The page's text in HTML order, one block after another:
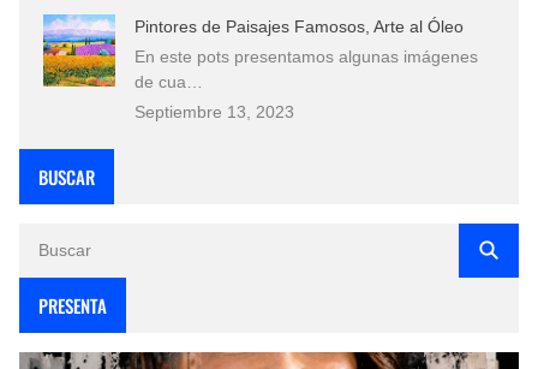
Pintores de Paisajes Famosos, Arte al Óleo
En este pots presentamos algunas imágenes
de cua…
Septiembre 13, 2023
BUSCAR
PRESENTA